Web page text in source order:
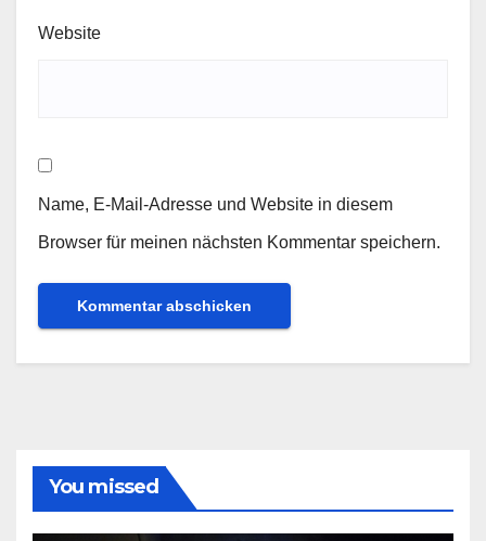
Website
Name, E-Mail-Adresse und Website in diesem
Browser für meinen nächsten Kommentar speichern.
You missed